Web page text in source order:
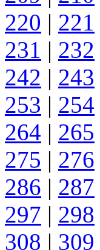
220 | 221
231 | 232
242 | 243
253 | 254
264 | 265
275 | 276
286 | 287
297 | 298
308 | 309